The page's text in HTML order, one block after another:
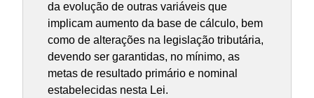
da evolução de outras variáveis que
implicam aumento da base de cálculo, bem
como de alterações na legislação tributária,
devendo ser garantidas, no mínimo, as
metas de resultado primário e nominal
estabelecidas nesta Lei.